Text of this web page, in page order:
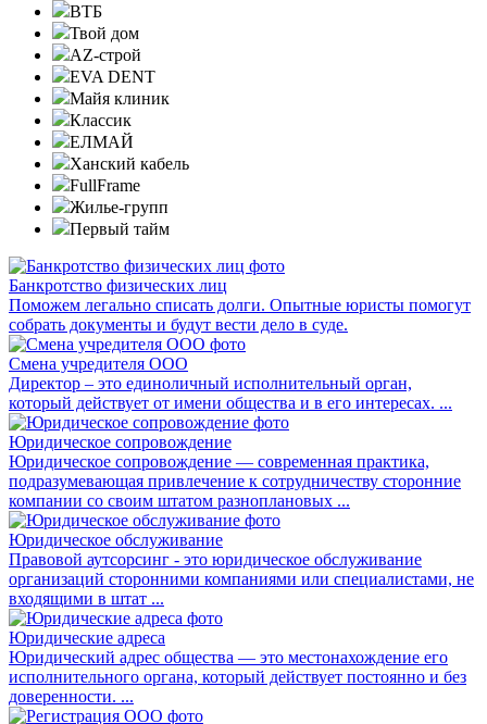
ВТБ
Твой дом
AZ-строй
EVA DENT
Майя клиник
Классик
ЕЛМАЙ
Ханский кабель
FullFrame
Жилье-групп
Первый тайм
Банкротство физических лиц
Поможем легально списать долги. Опытные юристы помогут
собрать документы и будут вести дело в суде.
Смена учредителя ООО
Директор – это единоличный исполнительный орган,
который действует от имени общества и в его интересах. ...
Юридическое сопровождение
Юридическое сопровождение — современная практика,
подразумевающая привлечение к сотрудничеству сторонние
компании со своим штатом разноплановых ...
Юридическое обслуживание
Правовой аутсорсинг - это юридическое обслуживание
организаций сторонними компаниями или специалистами, не
входящими в штат ...
Юридические адреса
Юридический адрес общества — это местонахождение его
исполнительного органа, который действует постоянно и без
доверенности. ...